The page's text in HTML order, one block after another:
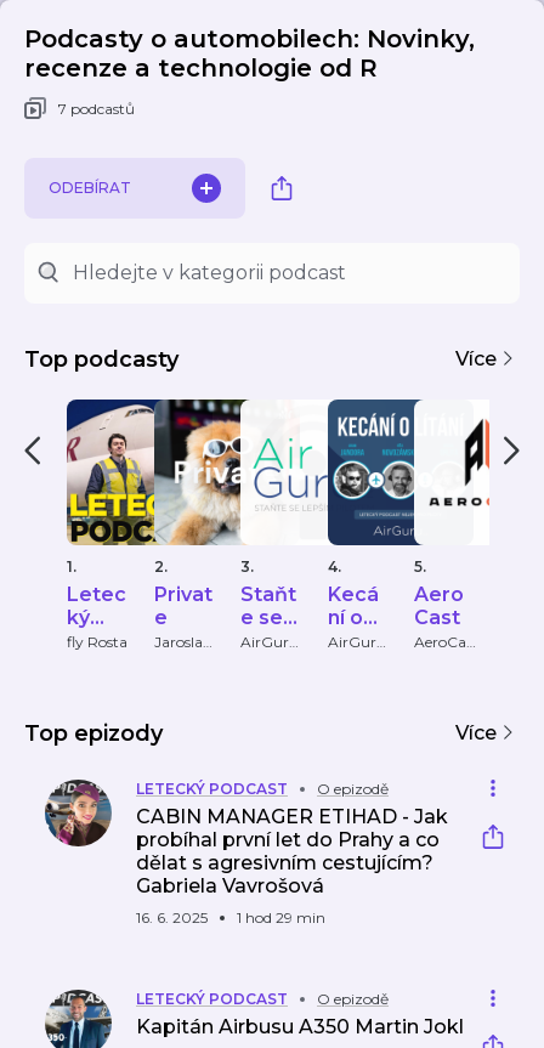
Podcasty o automobilech: Novinky,
recenze a technologie od R
7 podcastů
ODEBÍRAT
Top podcasty Více
1.
Letec
ký
Podc
fly Rosta
2.
Privat
e
Jaroslav
3.
Staňt
e se
lepší
AirGuru.
4.
Kecá
ní o
lítání
AirGuru.
5.
Aero
Cast
AeroCas
Top epizody Více
LETECKÝ PODCAST O epizodě
CABIN MANAGER ETIHAD - Jak
probíhal první let do Prahy a co
dělat s agresivním cestujícím?
Gabriela Vavrošová
16. 6. 2025 1 hod 29 min
LETECKÝ PODCAST O epizodě
Kapitán Airbusu A350 Martin Jokl